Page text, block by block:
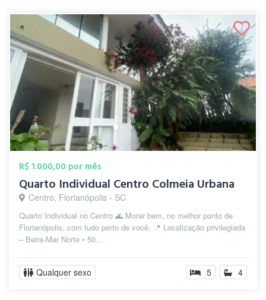
R$ 1.000,00 por mês
Quarto Individual Centro Colmeia Urbana
Centro, Florianópolis - SC
Quarto Individual no Centro 🌊 Morar bem, no melhor ponto de
Florianópolis, com tudo perto de você. 📍 Localização privilegiada
– Beira-Mar Norte • 50...
Qualquer sexo 5 4